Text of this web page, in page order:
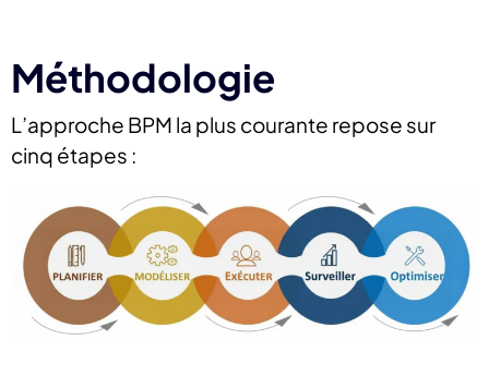
Méthodologie
L’approche BPM la plus courante repose sur
cinq étapes :